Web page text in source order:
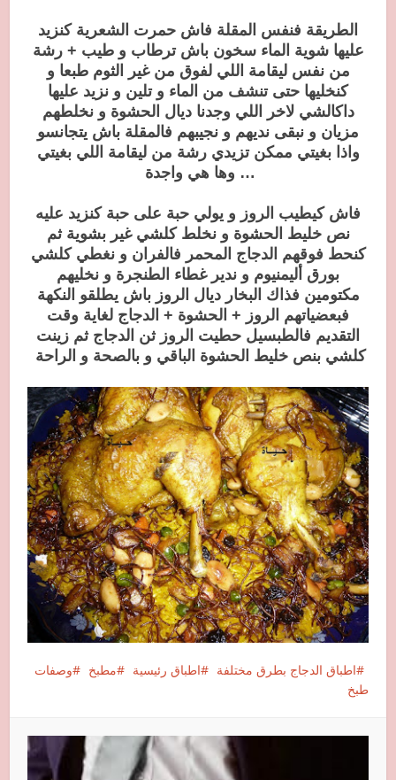
الطريقة فنفس المقلة فاش حمرت الشعرية كنزيد
عليها شوية الماء سخون باش ترطاب و طيب + رشة
من نفس ليقامة اللي لفوق من غير الثوم طبعا و
كنخليها حتى تنشف من الماء و تلين و نزيد عليها
داكالشي لاخر اللي وجدنا ديال الحشوة و نخلطهم
مزيان و نبقى نديهم و نجيبهم فالمقلة باش يتجانسو
واذا بغيتي ممكن تزيدي رشة من ليقامة اللي بغيتي
… وها هي واجدة
فاش كيطيب الروز و يولي حبة على حبة كنزيد عليه
نص خليط الحشوة و نخلط كلشي غير بشوية ثم
كنحط فوقهم الدجاج المحمر فالفران و نغطي كلشي
بورق أليمنيوم و ندير غطاء الطنجرة و نخليهم
مكتومين فذاك البخار ديال الروز باش يطلقو النكهة
فبعضياتهم الروز + الحشوة + الدجاج لغاية وقت
التقديم فالطبسيل حطيت الروز ثن الدجاج ثم زينت
كلشي بنص خليط الحشوة الباقي و بالصحة و الراحة
اطباق الدجاج بطرق مختلفة اطباق رئيسية مطبخ
وصفات
طبخ